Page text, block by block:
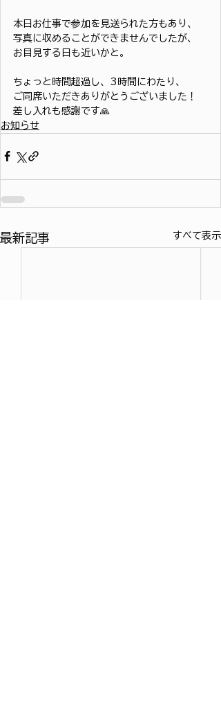
本日お仕事で参加を見送られた方もあり、
写真に収めることができませんでしたが、
お目見する日も近いかと。
ちょっと時間超過し、3時間にわたり、
ご同席いただきありがとうございました！
差し入れも感謝です🙏
お知らせ
最新記事 すべて表示